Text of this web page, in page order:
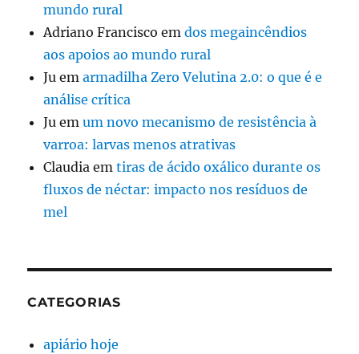
mundo rural
Adriano Francisco emdos megaincêndios
aos apoios ao mundo rural
Ju emarmadilha Zero Velutina 2.0: o que é e
análise crítica
Ju emum novo mecanismo de resistência à
varroa: larvas menos atrativas
Claudia emtiras de ácido oxálico durante os
fluxos de néctar: impacto nos resíduos de
mel
CATEGORIAS
apiário hoje